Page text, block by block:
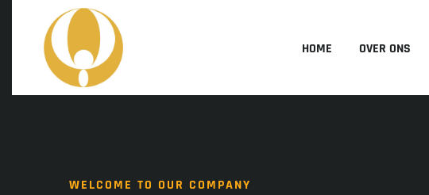
HOME OVER ONS
WELCOME TO OUR COMPANY